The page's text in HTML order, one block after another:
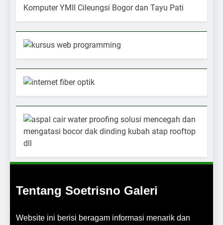
Tentang Soetrisno Galeri
Website ini berisi beragam informasi menarik dan